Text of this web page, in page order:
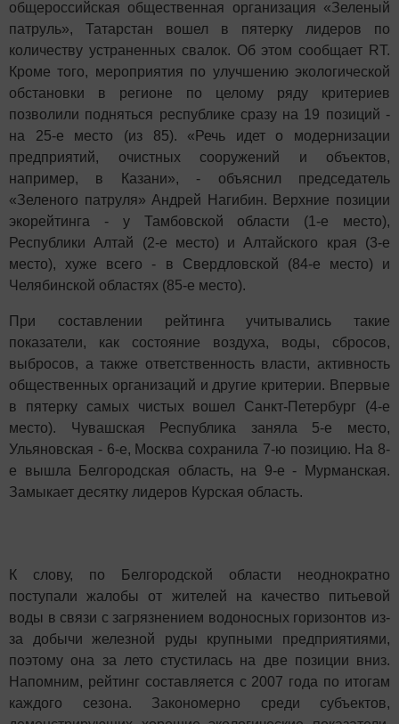
общероссийская общественная организация «Зеленый
патруль», Татарстан вошел в пятерку лидеров по
количеству устраненных свалок. Об этом сообщает RT.
Кроме того, мероприятия по улучшению экологической
обстановки в регионе по целому ряду критериев
позволили подняться республике сразу на 19 позиций -
на 25-е место (из 85). «Речь идет о модернизации
предприятий, очистных сооружений и объектов,
например, в Казани», - объяснил председатель
«Зеленого патруля» Андрей Нагибин. Верхние позиции
экорейтинга - у Тамбовской области (1-е место),
Республики Алтай (2-е место) и Алтайского края (3-е
место), хуже всего - в Свердловской (84-е место) и
Челябинской областях (85-е место).
При составлении рейтинга учитывались такие
показатели, как состояние воздуха, воды, сбросов,
выбросов, а также ответственность власти, активность
общественных организаций и другие критерии. Впервые
в пятерку самых чистых вошел Санкт-Петербург (4-е
место). Чувашская Республика заняла 5-е место,
Ульяновская - 6-е, Москва сохранила 7-ю позицию. На 8-
е вышла Белгородская область, на 9-е - Мурманская.
Замыкает десятку лидеров Курская область.
К слову, по Белгородской области неоднократно
поступали жалобы от жителей на качество питьевой
воды в связи с загрязнением водоносных горизонтов из-
за добычи железной руды крупными предприятиями,
поэтому она за лето стустилась на две позиции вниз.
Напомним, рейтинг составляется с 2007 года по итогам
каждого сезона. Закономерно среди субъектов,